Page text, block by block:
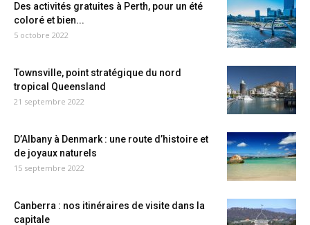
Des activités gratuites à Perth, pour un été
coloré et bien...
5 octobre 2022
Townsville, point stratégique du nord
tropical Queensland
21 septembre 2022
D’Albany à Denmark : une route d’histoire et
de joyaux naturels
15 septembre 2022
Canberra : nos itinéraires de visite dans la
capitale